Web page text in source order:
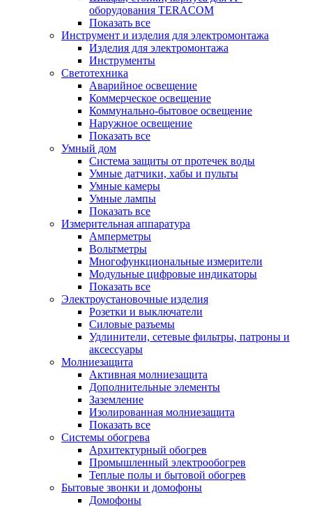
оборудования TERACOM
Показать все
Инструмент и изделия для электромонтажа
Изделия для электромонтажа
Инструменты
Светотехника
Аварийное освещение
Коммерческое освещение
Коммунально-бытовое освещение
Наружное освещение
Показать все
Умный дом
Система защиты от протечек воды
Умные датчики, хабы и пульты
Умные камеры
Умные лампы
Показать все
Измерительная аппаратура
Амперметры
Вольтметры
Многофункциональные измерители
Модульные цифровые индикаторы
Показать все
Электроустановочные изделия
Розетки и выключатели
Силовые разъемы
Удлинители, сетевые фильтры, патроны и
аксессуары
Молниезащита
Активная молниезащита
Дополнительные элементы
Заземление
Изолированная молниезащита
Показать все
Системы обогрева
Архитектурный обогрев
Промышленный электрообогрев
Теплые полы и бытовой обогрев
Бытовые звонки и домофоны
Домофоны